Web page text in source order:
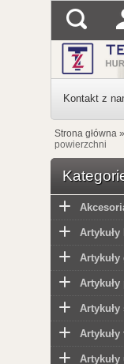
Kontakt z
Strona główna »
powierzchni
Artykuły